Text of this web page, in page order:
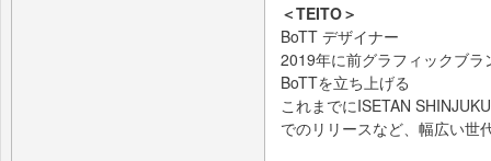
＜TEITO＞
BoTT デザイナー
2019年に前グラフィックブ
BoTTを立ち上げる
これまでにISETAN
でのリリースなど、幅広い世